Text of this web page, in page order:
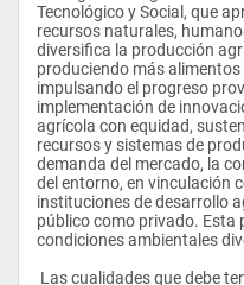
Tecnológico y Social, que
recursos naturales,
diversifica la producción
produciendo más
impulsando el progreso
implementación de
agrícola con equidad,
recursos y sistemas de
demanda del mercado, la
del entorno, en vinculación
instituciones de desarrollo
público como privado. Esta
condiciones ambientales